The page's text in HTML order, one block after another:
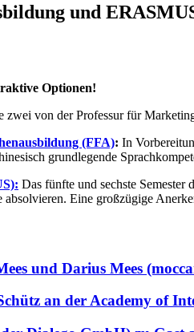
und
Optionen!
zwei von der Professur für
(FFA): In
grundlegende
Das fünfte und sechste
absolvieren. Eine großzügige
und Darius Mees
an der Academy of